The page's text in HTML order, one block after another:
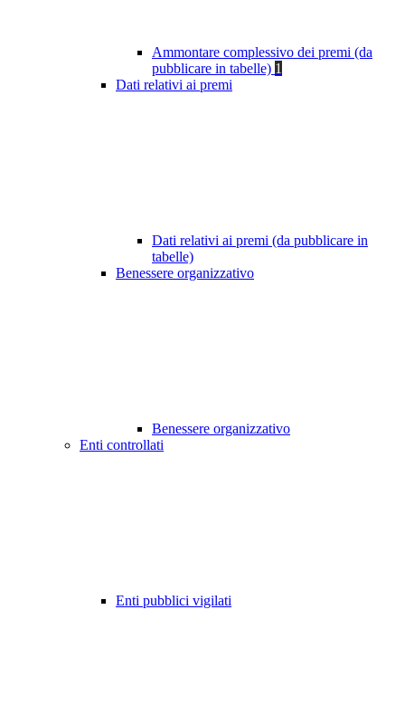
Ammontare complessivo dei premi (da
pubblicare in tabelle) 1
Dati relativi ai premi
Dati relativi ai premi (da pubblicare in
tabelle)
Benessere organizzativo
Benessere organizzativo
Enti controllati
Enti pubblici vigilati